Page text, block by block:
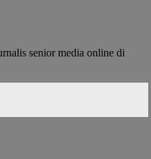
senior media online di